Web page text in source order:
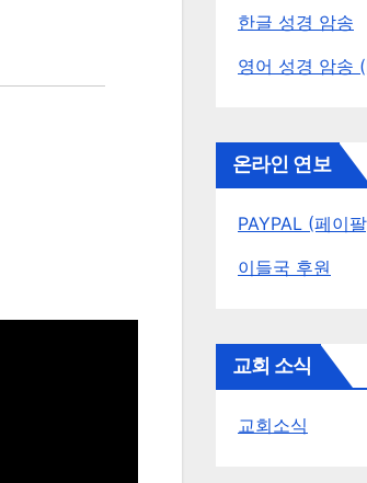
한글 성경 암송
영어 성경 암송
온라인 연보
PAYPAL (페이
이들국 후원
교회 소식
교회소식